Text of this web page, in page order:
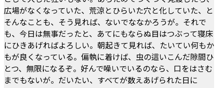
広場がなくなっていた、荒涼とひらいた穴と化していた、と
そんなことも、そう見れば、ないでななかろうが。それで
も、今日は無事だったと、あてにもならぬ目はつぶって寝床
にひきあげればよろしい。朝起きて見れば、たいてい何もか
もが良くなっている。偏執に着けば、虫の這いこんだ隙間ひ
とつ、無限になるぞ。好んで噪いでいるのなら、口をはさむ
までもないが。だいたい、すべてが数えあげられた日に